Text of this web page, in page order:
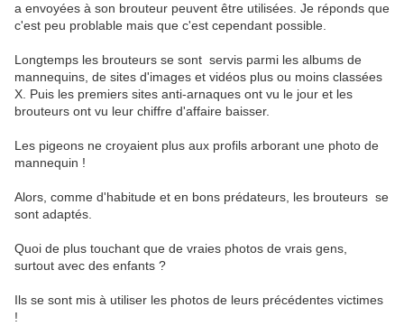
a envoyées à son brouteur peuvent être utilisées. Je réponds que
c'est peu problable mais que c'est cependant possible.
Longtemps les brouteurs se sont servis parmi les albums de
mannequins, de sites d'images et vidéos plus ou moins classées
X. Puis les premiers sites anti-arnaques ont vu le jour et les
brouteurs ont vu leur chiffre d'affaire baisser.
Les pigeons ne croyaient plus aux profils arborant une photo de
mannequin !
Alors, comme d'habitude et en bons prédateurs, les brouteurs se
sont adaptés.
Quoi de plus touchant que de vraies photos de vrais gens,
surtout avec des enfants ?
Ils se sont mis à utiliser les photos de leurs précédentes victimes
!